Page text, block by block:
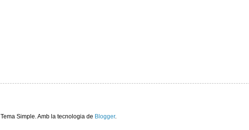
Tema Simple. Amb la tecnologia de Blogger.